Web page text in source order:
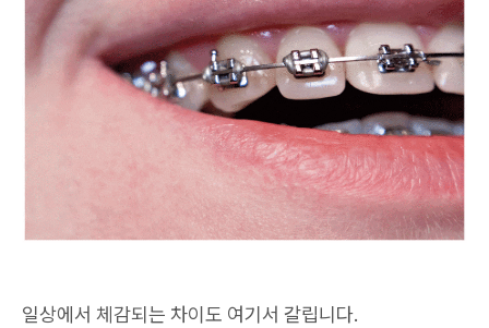
일상에서 체감되는 차이도 여기서 갈립니다.